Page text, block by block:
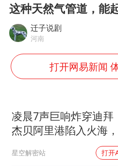
22岁女
浙江最
这种天然气管道，能
迁子说剧
河南
打开网易新闻
凌晨7声巨响炸穿迪拜
杰贝阿里港陷入火海
军弹药库告急让中东
彻底心寒
星空解密站 打开